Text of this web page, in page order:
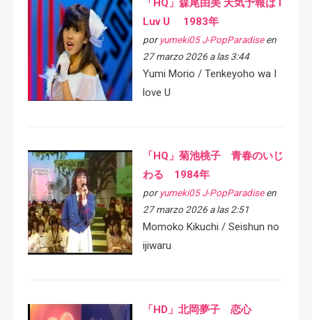
「HQ」森尾由美 天気予報は I
Luv U 1983年
por yumeki05 J-PopParadiseen
27 marzo 2026 a las 3:44
Yumi Morio / Tenkeyoho wa I
love U
「HQ」菊池桃子 青春のいじ
わる 1984年
por yumeki05 J-PopParadiseen
27 marzo 2026 a las 2:51
Momoko Kikuchi / Seishun no
ijiwaru
「HD」北岡夢子 恋心